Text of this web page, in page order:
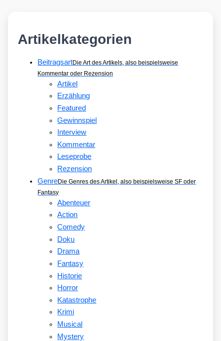
Artikelkategorien
BeitragsartDie Art des Artikels, also beispielsweise
Kommentar oder Rezension
Artikel
Erzählung
Featured
Gewinnspiel
Interview
Kommentar
Leseprobe
Rezension
GenreDie Genres des Artikel, also beispielsweise SF oder
Fantasy
Abenteuer
Action
Comedy
Doku
Drama
Fantasy
Historie
Horror
Katastrophe
Krimi
Musical
Mystery